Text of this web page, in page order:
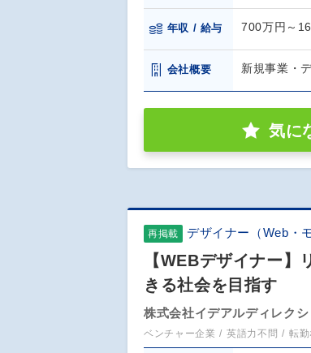
年収 / 給与 700万円～
会社概要 新規事業・
気に
再掲載 デザイナー（Web・
【WEBデザイナー
きる社会を目指す
株式会社イデアルディレク
ベンチャー企業 英語力不問 転勤